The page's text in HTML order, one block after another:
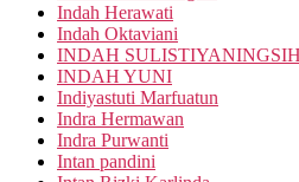
Indah Herawati
Indah Oktaviani
INDAH
INDAH YUNI
Indiyastuti Marfuatun
Indra Hermawan
Indra Purwanti
Intan pandini